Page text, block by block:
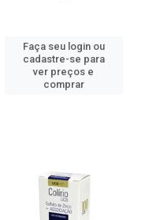
Faça seu login ou
cadastre-se para
ver preços e
comprar